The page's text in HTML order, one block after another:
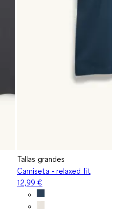
Tallas grandes
Camiseta - relaxed fit
12,99 €